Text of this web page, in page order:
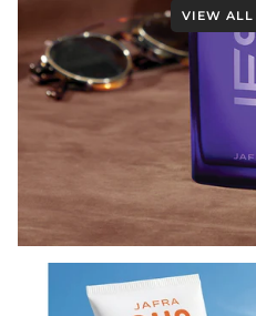
VIEW ALL